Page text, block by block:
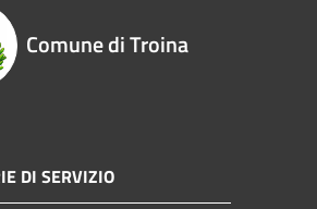
Comune di Troina
DI SERVIZIO